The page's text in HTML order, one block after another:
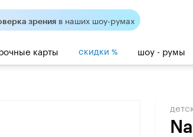
зрения в наших шоу-румах
карты скидки % шоу - румы